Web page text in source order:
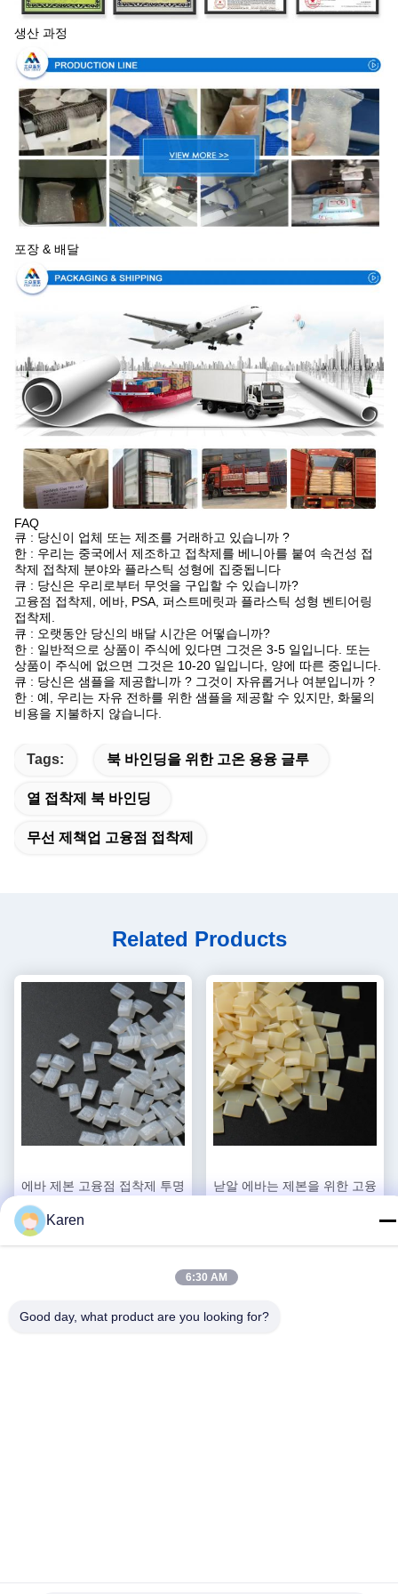
생산 과정
포장 & 배달
FAQ
큐 : 당신이 업체 또는 제조를 거래하고 있습니까 ?
한 : 우리는 중국에서 제조하고 접착제를 베니아를 붙여 속건성 접
착제 접착제 분야와 플라스틱 성형에 집중됩니다
큐 : 당신은 우리로부터 무엇을 구입할 수 있습니까?
고융점 접착제, 에바, PSA, 퍼스트메릿과 플라스틱 성형 벤티어링
접착제.
큐 : 오랫동안 당신의 배달 시간은 어떻습니까?
한 : 일반적으로 상품이 주식에 있다면 그것은 3-5 일입니다. 또는
상품이 주식에 없으면 그것은 10-20 일입니다, 양에 따른 중입니다.
큐 : 당신은 샘플을 제공합니까 ? 그것이 자유롭거나 여분입니까 ?
한 : 예, 우리는 자유 전하를 위한 샘플을 제공할 수 있지만, 화물의
비용을 지불하지 않습니다.
Tags: 북 바인딩을 위한 고온 용융 글루
열 접착제 북 바인딩
무선 제책업 고융점 접착제
Related Products
에바 제본 고융점 접착제 투명
가장 좋은 가격 을 구
낟알 에바는 제본을 위한 고융
Karen
6:30 AM
Good day, what product are you looking for?